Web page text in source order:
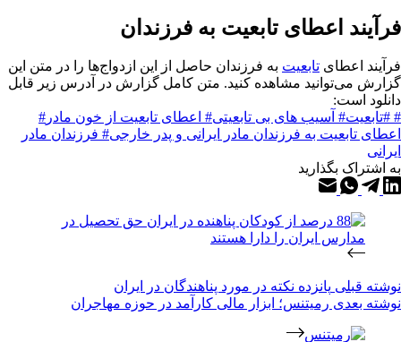
فرآیند اعطای تابعیت به فرزندان
فرآیند اعطای تابعیت به فرزندان حاصل از این ازدواج‌ها را در متن این
گزارش می‌توانید مشاهده کنید. متن كامل گزارش در آدرس زير قابل
دانلود است:
# #تابعیت# آسیب های بی تابعیتی# اعطای تابعیت از خون مادر #
اعطای تابعیت به فرزندان مادر ایرانی و پدر خارجی# فرزندان مادر
ایرانی
به اشتراک بگذارید
نوشته قبلی پانزده نكته در مورد پناهندگان در ايران
نوشته بعدی رمیتنس؛ ابزار مالی کارآمد در حوزه مهاجران